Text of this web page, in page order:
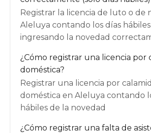
Registrar la licencia de luto o de
Aleluya contando los días
ingresando la novedad
¿Cómo registrar una licencia por
doméstica?
Registrar una licencia por
doméstica en Aleluya contando
hábiles de la novedad
¿Cómo registrar una falta de